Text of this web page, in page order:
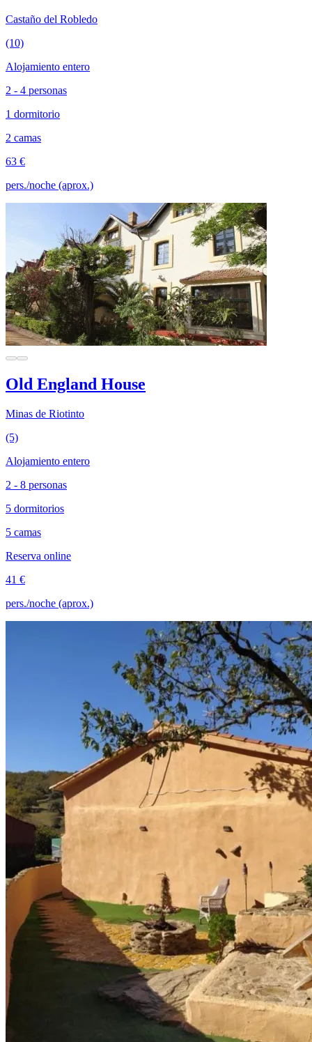
Castaño del Robledo
(10)
Alojamiento entero
2 - 4 personas
1 dormitorio
2 camas
63 €
pers./noche (aprox.)
Old England House
Minas de Riotinto
(5)
Alojamiento entero
2 - 8 personas
5 dormitorios
5 camas
Reserva online
41 €
pers./noche (aprox.)